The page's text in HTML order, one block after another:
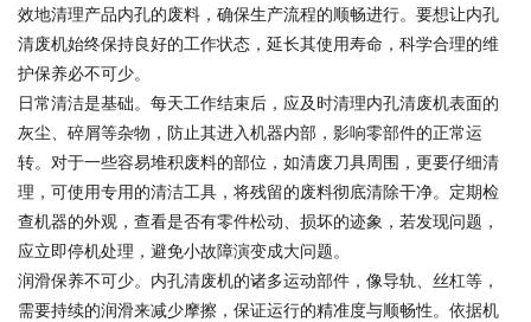
效地清理产品内孔的废料，确保生产流程的顺畅进行。要想让内孔
清废机始终保持良好的工作状态，延长其使用寿命，科学合理的维
护保养必不可少。
日常清洁是基础。每天工作结束后，应及时清理内孔清废机表面的
灰尘、碎屑等杂物，防止其进入机器内部，影响零部件的正常运
转。对于一些容易堆积废料的部位，如清废刀具周围，更要仔细清
理，可使用专用的清洁工具，将残留的废料彻底清除干净。定期检
查机器的外观，查看是否有零件松动、损坏的迹象，若发现问题，
应立即停机处理，避免小故障演变成大问题。
润滑保养不可少。内孔清废机的诸多运动部件，像导轨、丝杠等，
需要持续的润滑来减少摩擦，保证运行的精准度与顺畅性。依据机